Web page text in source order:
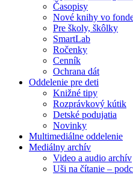
Časopisy
Nové knihy vo
Pre školy, škôlky
SmartLab
Ročenky
Cenník
Ochrana dát
Oddelenie pre deti
Knižné tipy
Rozprávkový kútik
Detské podujatia
Novinky
Multimediálne oddelenie
Mediálny archív
Video a audio archív
Uši na čítanie –